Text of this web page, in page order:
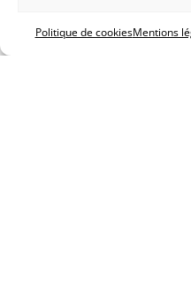
Politique de cookiesMentions